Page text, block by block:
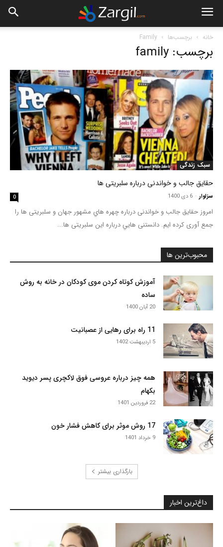
خانه برچسب‌ها Family
برچسب: family
سبک زندگی
حقایق جالب و خواندنی درباره سلبریتی ها
سزاوار - 6 دی 1400 0
امروز حقایق جالب و خواندنی درباره چهره هاي مشهور جهان و سلبریتی ها را
جمع آوری کرده ایم. دانستنی هایي درباره این سلبریتی ها...
محبوب‌ترین ها
آموزش کوتاه کردن موی کودکان در خانه به روش
ساده
20 آبان 1400
11 راه برای رهایی از عصبانیت
5 اردیبهشت 1402
همه چیز درباره عروسی فوق لاکچری پسر دیوید
بکهام
22 فروردین 1401
17 روش موثر برای کاهش فشار خون
9 خرداد 1401
بارگذاری بیشتر
داغ‌ترین اخبار